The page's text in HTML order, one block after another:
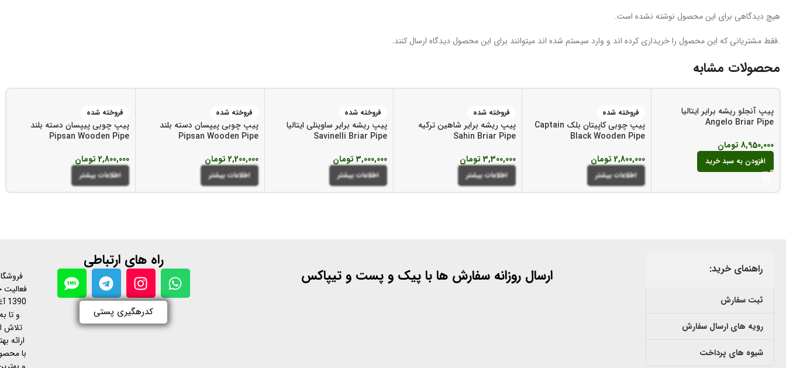
هیچ دیدگاهی برای این محصول نوشته نشده است.
.فقط مشتریانی که این محصول را خریداری کرده اند و وارد سیستم شده اند میتوانند برای این محصول دیدگاه ارسال کنند.
محصولات مشابه
پیپ آنجلو ریشه برایر ایتالیا
Angelo Briar Pipe
8,950,000 تومان
افزودن به سبد خرید
فروخته شده
پیپ چوبی کاپیتان بلک Captain
Black Wooden Pipe
2,800,000 تومان
اطلاعات بیشتر
فروخته شده
پیپ ریشه برایر شاهین ترکیه
Sahin Briar Pipe
3,300,000 تومان
اطلاعات بیشتر
فروخته شده
پیپ ریشه برایر ساوینلی ایتالیا
Savinelli Briar Pipe
3,000,000 تومان
اطلاعات بیشتر
فروخته شده
پیپ چوبی پیپسان دسته بلند
Pipsan Wooden Pipe
2,200,000 تومان
اطلاعات بیشتر
فروخته شده
پیپ چوبی پیپسان دسته بلند
Pipsan Wooden Pipe
2,800,000 تومان
اطلاعات بیشتر
راهنمای خرید:
ثبت سفارش
رویه های ارسال سفارش
شیوه های پرداخت
ارسال روزانه سفارش ها با پیک و پست و تیپاکس
راه های ارتباطی
کدرهگیری پستی
فعالیت
و تا
تلاش
ارائه
با